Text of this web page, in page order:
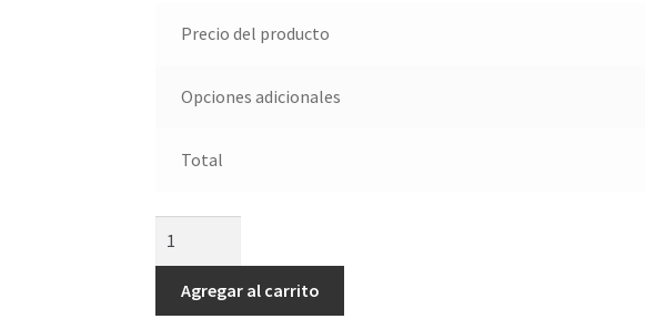
Precio del producto
Opciones adicionales
Total
Agregar al carrito